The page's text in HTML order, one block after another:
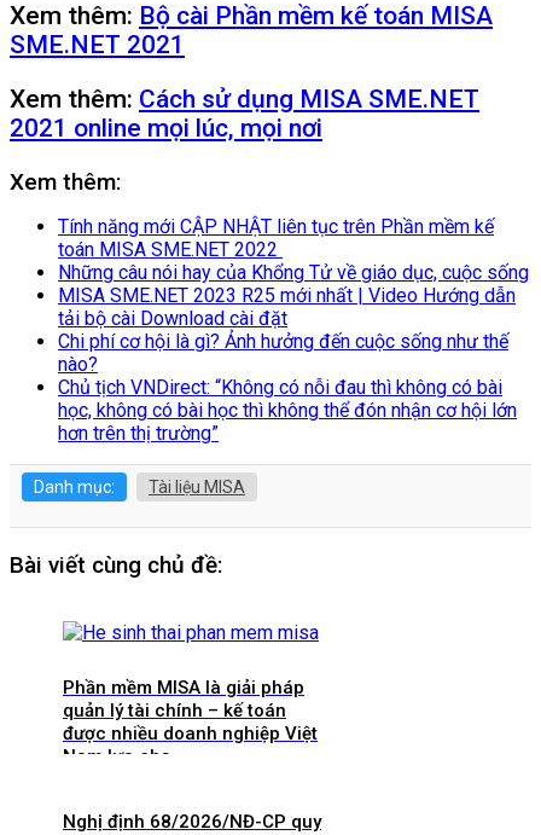
Xem thêm: Bộ cài Phần mềm kế toán MISA
SME.NET 2021
Xem thêm: Cách sử dụng MISA SME.NET
2021 online mọi lúc, mọi nơi
Xem thêm:
Tính năng mới CẬP NHẬT liên tục trên Phần mềm kế
toán MISA SME.NET 2022
Những câu nói hay của Khổng Tử về giáo dục, cuộc sống
MISA SME.NET 2023 R25 mới nhất | Video Hướng dẫn
tải bộ cài Download cài đặt
Chi phí cơ hội là gì? Ảnh hưởng đến cuộc sống như thế
nào?
Chủ tịch VNDirect: “Không có nỗi đau thì không có bài
học, không có bài học thì không thể đón nhận cơ hội lớn
hơn trên thị trường”
Danh mục: Tài liệu MISA
Bài viết cùng chủ đề:
Phần mềm MISA là giải pháp
quản lý tài chính – kế toán
được nhiều doanh nghiệp Việt
Nam lựa chọ
Nghị định 68/2026/NĐ-CP quy